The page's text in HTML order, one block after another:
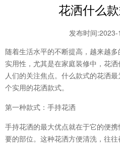
花洒什么
发布时间
随着生活水平的不断提高，越来越
实用性，尤其是在家庭装修中，花
人们的关注焦点。什么款式的花洒
个实用的花洒款式。
第一种款式：手持花洒
手持花洒的最大优点就在于它的便
要的部位。这种花洒方便清洗，往